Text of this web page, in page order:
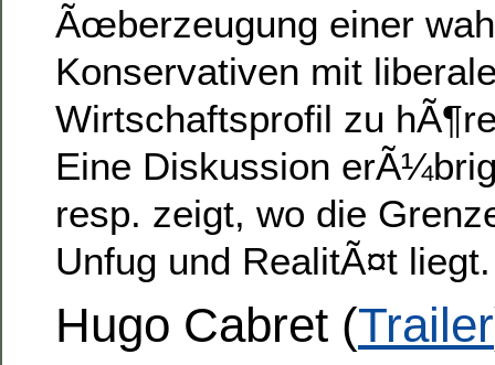
Ãœberzeugung einer
Konservativen mit
Wirtschaftsprofil zu
Eine Diskussion
resp. zeigt, wo die
Unfug und RealitÃ¤t liegt.
Hugo Cabret (Trailer